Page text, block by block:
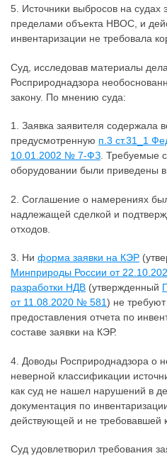
5. Источники выбросов на судах
пределами объекта НВОС, и
инвентаризации не требовала
Суд, исследовав материалы
Росприроднадзора
закону. По мнению суда:
1. Заявка заявителя содержала
предусмотренную п.3 ст.31_1
10.01.2002 № 7-ФЗ . Требуемые
оборудовании были приведены
2. Соглашение о намерениях
надлежащей сделкой и
отходов.
3. Ни форма заявки на КЭР
Минприроды России от
разработки НДВ (утвержденный
от 11.08.2020 № 581) не требуют
предоставления отчета по
составе заявки на КЭР.
4. Доводы Росприроднадзора о
неверной классификации
как суд не нашел нарушений в
документация по
действующей и не требовавшей
Суд удовлетворил требования